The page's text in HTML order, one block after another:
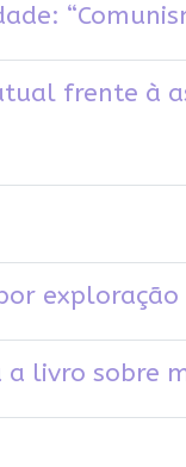
frente à
a livro sobre